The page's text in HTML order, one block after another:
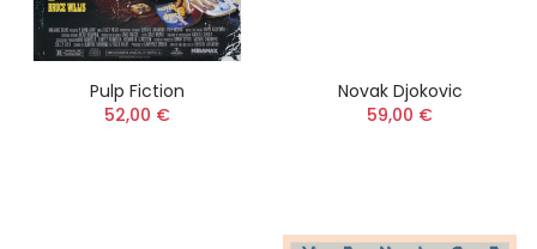
Pulp Fiction
52,00 €
Novak Djokovic
59,00 €